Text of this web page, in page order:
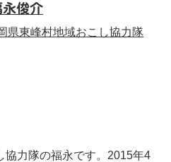
永俊介
県東峰村地域おこし協力隊
力隊の福永です。2015年4